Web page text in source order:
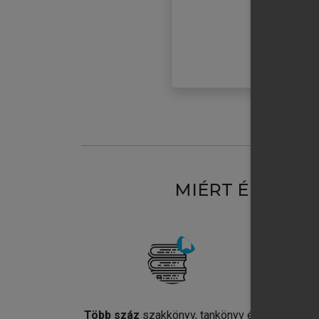
MIÉRT
Több száz szakkönyv, tankönyv és